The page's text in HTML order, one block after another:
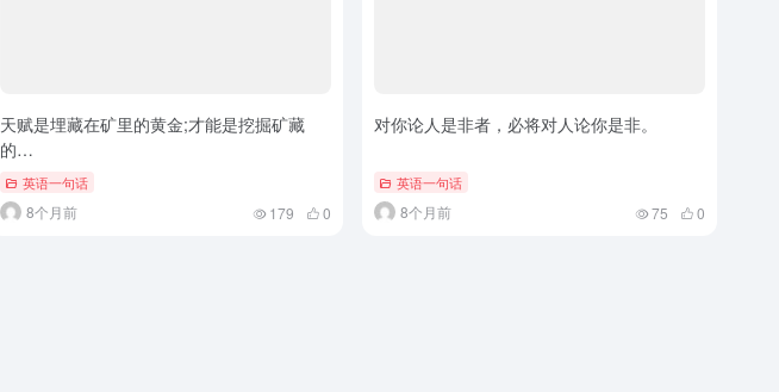
天赋是埋藏在矿里的黄金;才能是挖掘矿藏
的…
英语一句话
8个月前 179 0
对你论人是非者，必将对人论你是非。
英语一句话
8个月前 75 0